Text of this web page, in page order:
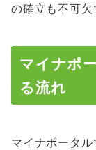
の確立も不可欠
マイナポ
る流れ
マイナポータ